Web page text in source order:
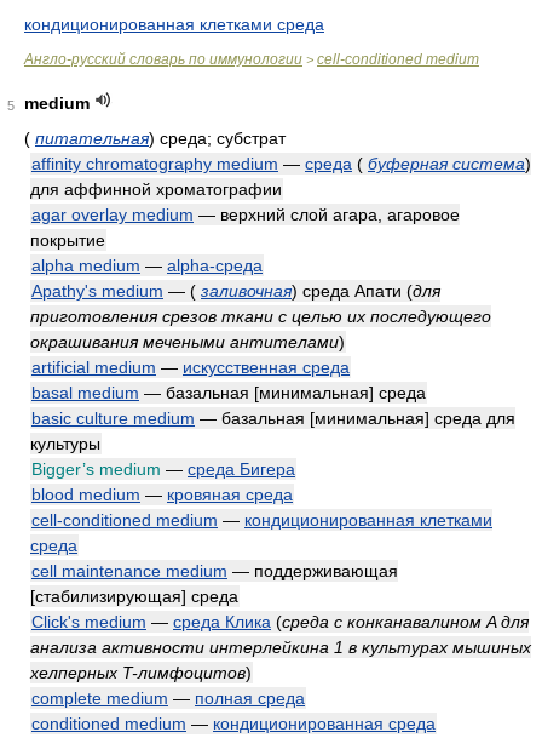
кондиционированная клетками среда
Англо-русский словарь по иммунологии > cell-conditioned medium
5
medium
( питательная) среда; субстрат
affinity chromatography medium — среда ( буферная система)
для аффинной хроматографии
agar overlay medium — верхний слой агара, агаровое
покрытие
alpha medium — alpha-среда
Apathy's medium — ( заливочная) среда Апати (для
приготовления срезов ткани с целью их последующего
окрашивания мечеными антителами)
artificial medium — искусственная среда
basal medium — базальная [минимальная] среда
basic culture medium — базальная [минимальная] среда для
культуры
Bigger’s medium — среда Бигера
blood medium — кровяная среда
cell-conditioned medium — кондиционированная клетками
среда
cell maintenance medium — поддерживающая
[стабилизирующая] среда
Click's medium — среда Клика (среда с конканавалином A для
анализа активности интерлейкина 1 в культурах мышиных
хелперных T-лимфоцитов)
complete medium — полная среда
conditioned medium — кондиционированная среда